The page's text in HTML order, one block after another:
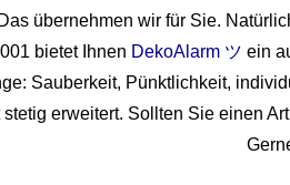
übernehmen wir für Sie.
bietet Ihnen DekoAlarm ツ ein
Sauberkeit, Pünktlichkeit,
erweitert. Sollten Sie einen